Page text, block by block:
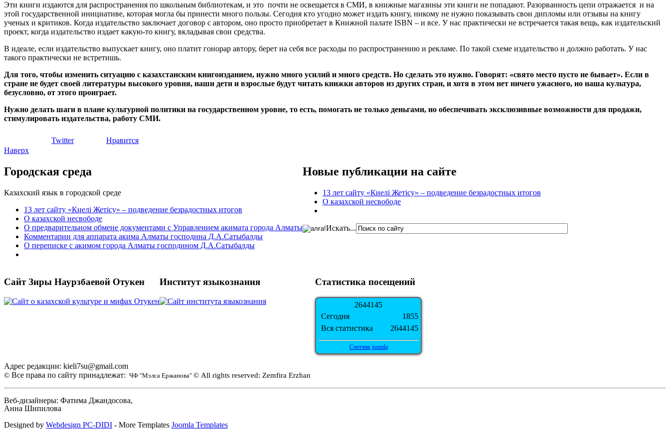
Эти книги издаются для распространения по школьным библиотекам, и это почти не освещается в СМИ, в книжные магазины эти книги не попадают. Разорванность цепи отражается и на
этой государственной инициативе, которая могла бы принести много пользы. Сегодня кто угодно может издать книгу, никому не нужно показывать свои дипломы или отзывы на книгу
ученых и критиков. Когда издательство заключает договор с автором, оно просто приобретает в Книжной палате ISBN – и все. У нас практически не встречается такая вещь, как издательский
проект, когда издательство издает какую-то книгу, вкладывая свои средства.
В идеале, если издательство выпускает книгу, оно платит гонорар автору, берет на себя все расходы по распространению и рекламе. По такой схеме издательство и должно работать. У нас
такого практически не встретишь.
Для того, чтобы изменить ситуацию с казахстанским книгоизданием, нужно много усилий и много средств. Но сделать это нужно. Говорят: «свято место пусто не бывает». Если в
стране не будет своей литературы высокого уровня, наши дети и взрослые будут читать книжки авторов из других стран, и хотя в этом нет ничего ужасного, но наша культура,
безусловно, от этого проиграет.
Нужно делать шаги в плане культурной политики на государственном уровне, то есть, помогать не только деньгами, но обеспечивать эксклюзивные возможности для продажи,
стимулировать издательства, работу СМИ.
Twitter
Нравится
Наверх
Городская среда
Казахский язык в городской среде
13 лет сайту «Киелі Жетісу» – подведение безрадостных итогов
О казахской несвободе
О предварительном обмене документами с Управлением акимата города Алматы
Комментарии для аппарата акима Алматы господина Д.А.Сатыбалды
О переписке с акимом города Алматы господином Д.А.Сатыбалды
Новые публикации на сайте
13 лет сайту «Киелі Жетісу» – подведение безрадостных итогов
О казахской несвободе
Искать...
Сайт Зиры Наурзбаевой Отукен Институт языкознания Статистика посещений
2644145
Сегодня
Вся статистика
1855
2644145
Счетчик joomla
Адрес редакции: kieli7su@gmail.com
© Все права по сайту принадлежат: ЧФ "Мэлса Ержанова" © All rights reserved: Zemfira Erzhan
Веб-дизайнеры: Фатима Джандосова,
Анна Шипилова
Designed by Webdesign PC-DIDI - More Templates Joomla Templates